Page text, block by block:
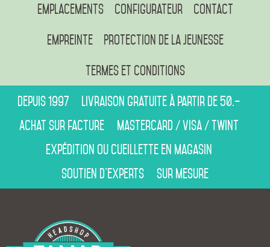
Emplacements Configurateur Contact
Empreinte Protection de la jeunesse
Termes et conditions
Depuis 1997
Livraison gratuite à partir de 50.–
Achat sur facture
Mastercard / Visa / Twint
Expédition ou cueillette en magasin
Soutien d’experts
Sur mesure